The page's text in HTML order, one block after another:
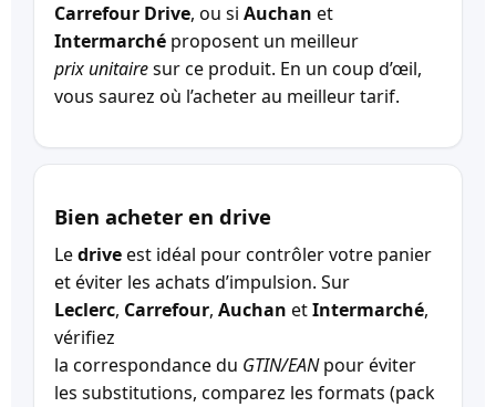
Carrefour Drive, ou si Auchan et
Intermarché proposent un meilleur
prix unitairesur ce produit. En un coup d’œil,
vous saurez où l’acheter au meilleur tarif.
Bien acheter en drive
Ledriveest idéal pour contrôler votre panier
et éviter les achats d’impulsion. Sur
Leclerc, Carrefour, Auchan etIntermarché,
vérifiez
la correspondance du GTIN/EANpour éviter
les substitutions, comparez les formats (pack